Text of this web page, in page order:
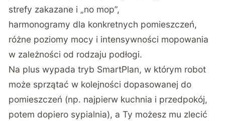
strefy zakazane i „no mop”,
harmonogramy dla konkretnych pomieszczeń,
różne poziomy mocy i intensywności mopowania
w zależności od rodzaju podłogi.
Na plus wypada tryb SmartPlan, w którym robot
może sprzątać w kolejności dopasowanej do
pomieszczeń (np. najpierw kuchnia i przedpokój,
potem dopiero sypialnia), a Ty możesz mu zlecić